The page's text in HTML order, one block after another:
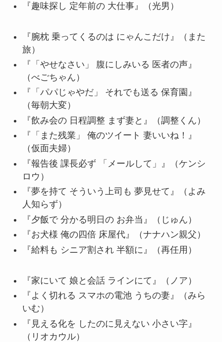
『趣味探し 定年前の 大仕事』（光男）
『腕枕 乗ってくるのは にゃんこだけ』（また
旅）
『「やせなさい」 腹にしみいる 医者の声』
（べごちゃん）
『「パパじゃやだ」 それでも送る 保育園』
（毎朝大変）
『飲み会の 日程調整 まず妻と』（調整くん）
『「また残業」 俺のツイート 妻いいね！』
（仮面夫婦）
『報告後 課長必ず 「メールして」』（ケンシ
ロウ）
『夢を持て そういう上司も 夢見せて』（よみ
人知らず）
『夕飯で 分かる明日の お弁当』（じゅん）
『お犬様 俺の四倍 床屋代』（ナナハン親父）
『給料も シニア割され 半額に』（再任用）
『家にいて 娘と会話 ラインにて』（ノア）
『よく切れる スマホの電池 うちの妻』（みら
いむ）
『見える化を したのに見えない 小さい字』
（リオカウル）